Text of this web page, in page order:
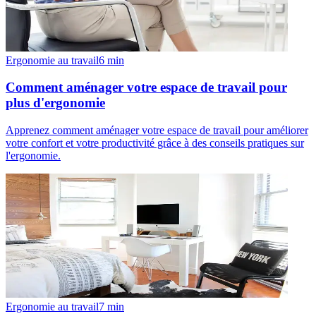
Ergonomie au travail6 min
Comment aménager votre espace de travail pour
plus d'ergonomie
Apprenez comment aménager votre espace de travail pour améliorer
votre confort et votre productivité grâce à des conseils pratiques sur
l'ergonomie.
Ergonomie au travail7 min